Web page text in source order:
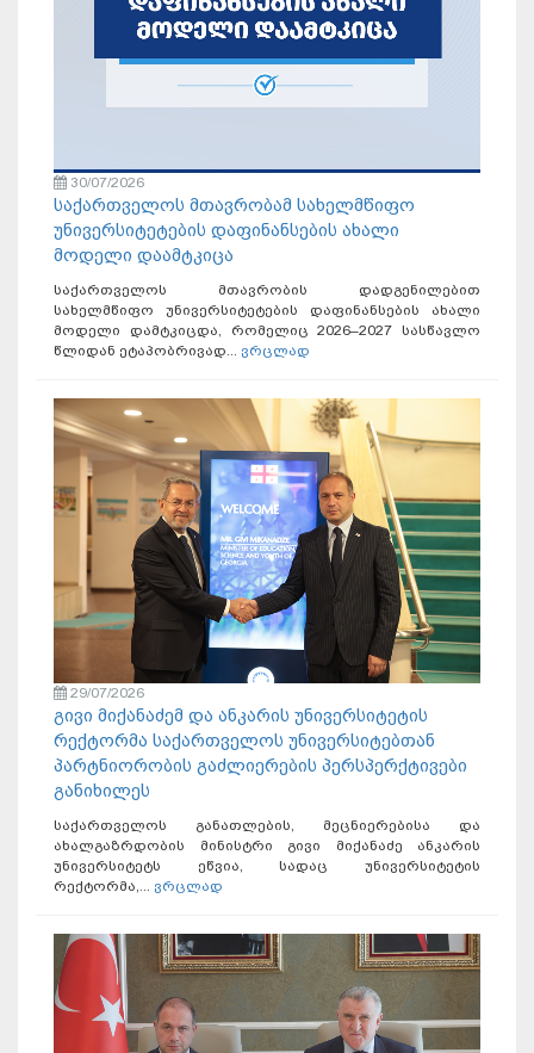
30/07/2026
საქართველოს მთავრობამ სახელმწიფო
უნივერსიტეტების დაფინანსების ახალი
მოდელი დაამტკიცა
საქართველოს მთავრობის დადგენილებით
სახელმწიფო უნივერსიტეტების დაფინანსების ახალი
მოდელი დამტკიცდა, რომელიც 2026–2027 სასწავლო
წლიდან ეტაპობრივად... ვრცლად
29/07/2026
გივი მიქანაძემ და ანკარის უნივერსიტეტის
რექტორმა საქართველოს უნივერსიტებთან
პარტნიორობის გაძლიერების პერსპერქტივები
განიხილეს
საქართველოს განათლების, მეცნიერებისა და
ახალგაზრდობის მინისტრი გივი მიქანაძე ანკარის
უნივერსიტეტს ეწვია, სადაც უნივერსიტეტის
რექტორმა,... ვრცლად